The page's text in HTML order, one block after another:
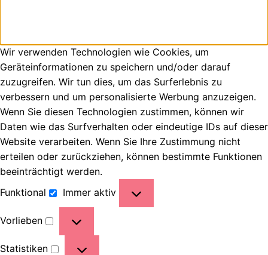
Wir verwenden Technologien wie Cookies, um
Geräteinformationen zu speichern und/oder darauf
zuzugreifen. Wir tun dies, um das Surferlebnis zu
verbessern und um personalisierte Werbung anzuzeigen.
Wenn Sie diesen Technologien zustimmen, können wir
Daten wie das Surfverhalten oder eindeutige IDs auf dieser
Website verarbeiten. Wenn Sie Ihre Zustimmung nicht
erteilen oder zurückziehen, können bestimmte Funktionen
beeinträchtigt werden.
Funktional
Immer aktiv
Vorlieben
Statistiken